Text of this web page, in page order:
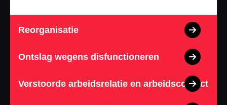
Reorganisatie
Ontslag wegens disfunctioneren
Verstoorde arbeidsrelatie en arbeidsconflict